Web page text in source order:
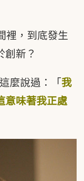
裡，到底發生
創新？
麼說過：「 我
意味著我正處